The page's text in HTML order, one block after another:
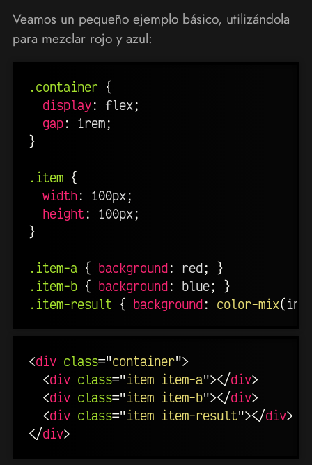
Veamos un pequeño ejemplo básico, utilizándola
para mezclar rojo y azul:
.container {
display: flex;
gap: 1rem;
}
.item {
width: 100px;
height: 100px;
}
.item-a { background: red;
}
.item-b { background: blue;
}
.item-result { background: color-mix(in
<div class="container">
<div class="item item-a"></div>
<div class="item item-b"></div>
<div class="item item-result"></div>
</div>